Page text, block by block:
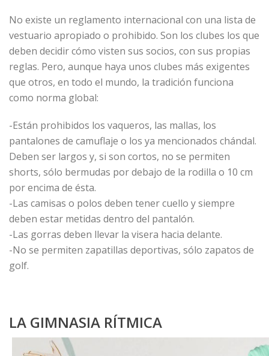
No existe un reglamento internacional con una lista de
vestuario apropiado o prohibido. Son los clubes los que
deben decidir cómo visten sus socios, con sus propias
reglas. Pero, aunque haya unos clubes más exigentes
que otros, en todo el mundo, la tradición funciona
como norma global:
-Están prohibidos los vaqueros, las mallas, los
pantalones de camuflaje o los ya mencionados chándal.
Deben ser largos y, si son cortos, no se permiten
shorts, sólo bermudas por debajo de la rodilla o 10 cm
por encima de ésta.
-Las camisas o polos deben tener cuello y siempre
deben estar metidas dentro del pantalón.
-Las gorras deben llevar la visera hacia delante.
-No se permiten zapatillas deportivas, sólo zapatos de
golf.
LA GIMNASIA RÍTMICA